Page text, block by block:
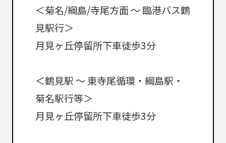
＜菊名/綱島/寺尾方面 ～ 臨港バス鶴
見駅行＞
月見ヶ丘停留所下車徒歩3分
＜鶴見駅 ～ 東寺尾循環・綱島駅・
菊名駅行等＞
月見ヶ丘停留所下車徒歩3分